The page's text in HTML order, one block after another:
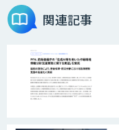
関連記事